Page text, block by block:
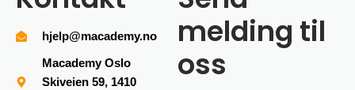
hjelp@macademy.no
Macademy Oslo
Skiveien 59, 1410
melding til
oss